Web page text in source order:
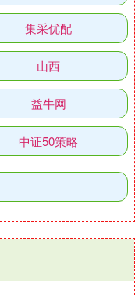
集采优配
山西
益牛网
中证50策略